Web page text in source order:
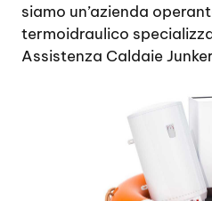
siamo un’azienda
termoidraulico
Assistenza Caldaie